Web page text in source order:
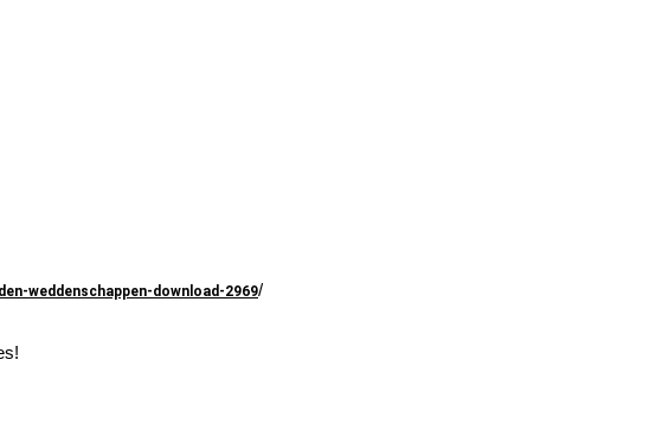
weddenschappen-download-2969/